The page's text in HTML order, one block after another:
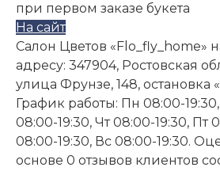
при первом заказе букета
На сайт
Салон Цветов «Flo_fly_home»
адресу: 347904, Ростовская
улица Фрунзе, 148, остановка
График работы: Пн 08:00-
08:00-19:30, Чт 08:00-19:30, Пт
08:00-19:30, Вс 08:00-19:30.
основе 0 отзывов клиентов